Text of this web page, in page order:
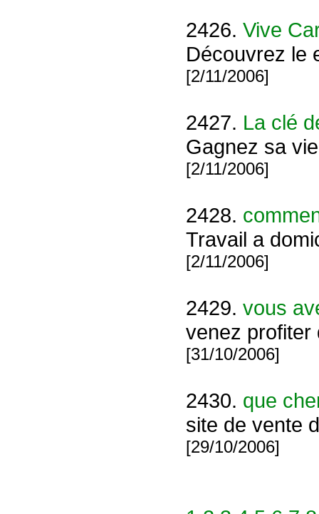
2426. Vive
Découvrez le
[2/11/2006]
2427. La clé
Gagnez sa
[2/11/2006]
2428.
Travail a
[2/11/2006]
2429. vous
venez profiter
[31/10/2006]
2430. que
site de vente
[29/10/2006]